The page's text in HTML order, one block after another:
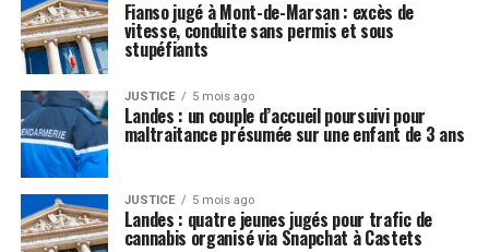
Fianso jugé à Mont-de-Marsan : excès de
vitesse, conduite sans permis et sous
stupéfiants
JUSTICE 5 mois ago
Landes : un couple d’accueil poursuivi pour
maltraitance présumée sur une enfant de 3 ans
JUSTICE 5 mois ago
Landes : quatre jeunes jugés pour trafic de
cannabis organisé via Snapchat à Castets